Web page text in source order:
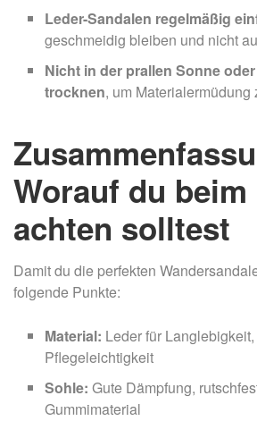
Leder-Sandalen regelmäßig
geschmeidig bleiben und nicht
Nicht in der prallen Sonne
trocknen, um Materialermüdung
Worauf du beim
achten solltest
Damit du die perfekten
folgende Punkte:
Material: Leder für
Pflegeleichtigkeit
Sohle: Gute Dämpfung,
Gummimaterial